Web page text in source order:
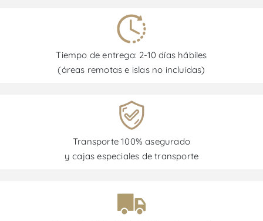
Tiempo de entrega: 2-10 días hábiles
(áreas remotas e islas no incluidas)
Transporte 100% asegurado
y cajas especiales de transporte